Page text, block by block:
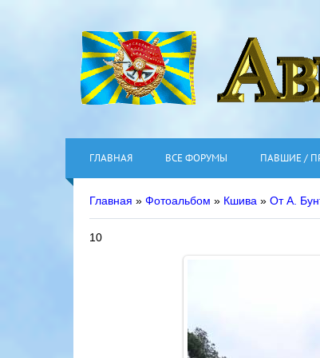
ГЛАВНАЯ ВСЕ ФОРУМЫ ПАВШИЕ /
Главная » Фотоальбом » Кшива » От А.
10